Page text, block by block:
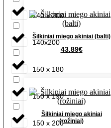
140 x 200
140x200
150 x 180
150 x 190
150 x 200
Šilkiniai miego akiniai (balti)
43.89€
Šilkiniai miego akiniai
(rožiniai)